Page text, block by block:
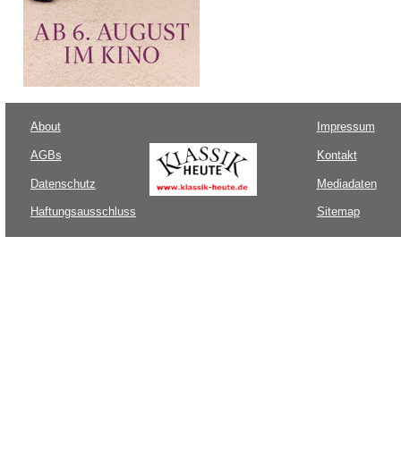
About
AGBs
Datenschutz
Haftungsausschluss
Impressum
Kontakt
Mediadaten
Sitemap